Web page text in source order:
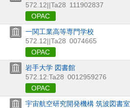
572.12||Ta28 111902837
OPAC
一関工業高等専門学校
572.12||Ta28 0074665
OPAC
岩手大学 図書館
572.12:Ta28 0012959276
OPAC
宇宙航空研究開発機構 筑波図書室